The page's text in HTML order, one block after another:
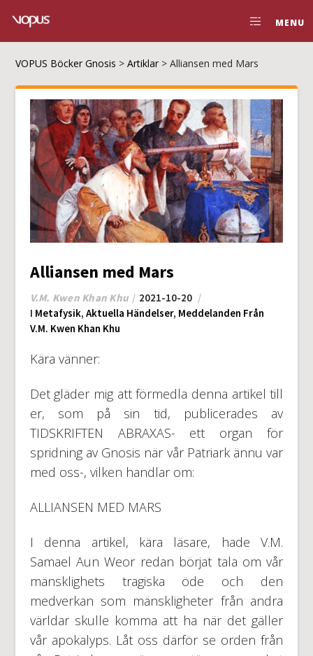
MENU
VOPUS Böcker Gnosis >Artiklar >Alliansen med Mars
Alliansen med Mars
V.M. Kwen Khan Khu
2021-10-20
I Metafysik, Aktuella Händelser, Meddelanden Från
V.M. Kwen Khan Khu
Kära vänner:
Det gläder mig att förmedla denna artikel till
er, som på sin tid, publicerades av
TIDSKRIFTEN ABRAXAS- ett organ för
spridning av Gnosis när vår Patriark ännu var
med oss-, vilken handlar om:
ALLIANSEN MED MARS
I denna artikel, kära läsare, hade V.M.
Samael Aun Weor redan börjat tala om vår
mänsklighets tragiska öde och den
medverkan som mänskligheter från andra
världar skulle komma att ha när det gäller
vår apokalyps. Låt oss därför se orden från